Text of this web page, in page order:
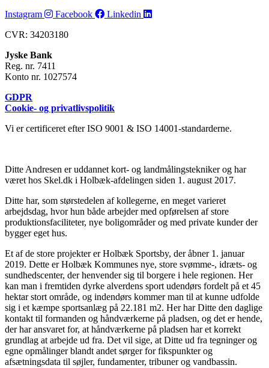
Instagram
Facebook
Linkedin
CVR: 34203180
Jyske Bank
Reg. nr. 7411
Konto nr. 1027574
GDPR
Cookie- og privatlivspolitik
Vi er certificeret efter ISO 9001 & ISO 14001-standarderne.
Ditte Andresen er uddannet kort- og landmålingstekniker og har
været hos Skel.dk i Holbæk-afdelingen siden 1. august 2017.
Ditte har, som størstedelen af kollegerne, en meget varieret
arbejdsdag, hvor hun både arbejder med opførelsen af store
produktionsfaciliteter, nye boligområder og med private kunder der
bygger eget hus.
Et af de store projekter er Holbæk Sportsby, der åbner 1. januar
2019. Dette er Holbæk Kommunes nye, store svømme-, idræts- og
sundhedscenter, der henvender sig til borgere i hele regionen. Her
kan man i fremtiden dyrke alverdens sport udendørs fordelt på et 45
hektar stort område, og indendørs kommer man til at kunne udfolde
sig i et kæmpe sportsanlæg på 22.181 m2. Her har Ditte den daglige
kontakt til formanden og håndværkerne på pladsen, og det er hende,
der har ansvaret for, at håndværkerne på pladsen har et korrekt
grundlag at arbejde ud fra. Det vil sige, at Ditte ud fra tegninger og
egne opmålinger blandt andet sørger for fikspunkter og
afsætningsdata til søjler, fundamenter, tribuner og vandbassin.